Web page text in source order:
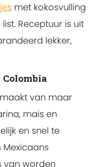
met kokosvulling
Receptuur is uit
lekker,
Colombia
van maar
mais en
en snel te
Mexicaans
van worden